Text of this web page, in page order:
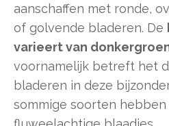
aanschaffen met ronde,
of golvende bladeren. De
varieert van
voornamelijk betreft het
bladeren in deze
sommige soorten hebben